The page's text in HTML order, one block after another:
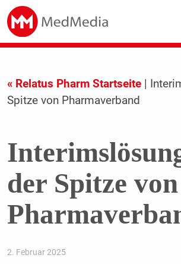
« Relatus Pharm Startseite|
Spitze von Pharmaverband
der Spitze von
2. Februar 2025